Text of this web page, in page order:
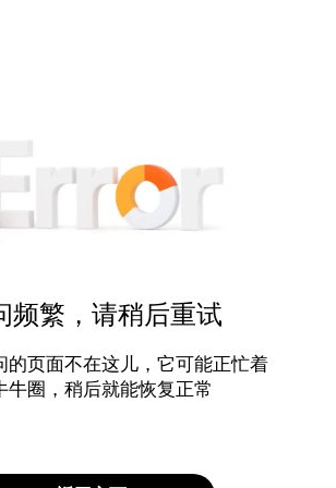
频繁，请稍后重试
的页面不在这儿，它可能正忙着
牛圈，稍后就能恢复正常